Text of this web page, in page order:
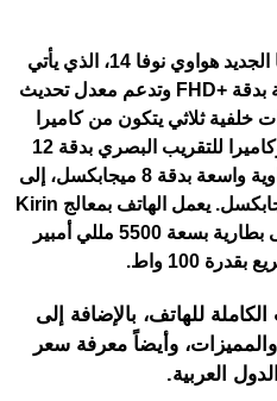
أعلنت شركة هواوي عن هاتفها الجديد هواوي نوفا 14، الذي يأتي
بشاشة OLED مقاس 6.7 بوصة بدقة +FHD وتدعم معدل تحديث
خلفية ثلاثي يتكون من كاميرا
رئيسية بدقة 50 ميجابكسل، وكاميرا للتقريب البصري بدقة 12
ميجابكسل، وكاميرا للتصوير بزاوية واسعة بدقة 8 ميجابكسل، إلى
جانب كاميرا أمامية بدقة 50 ميجابكسل. يعمل الهاتف بمعالج Kirin
8000 من هواوي، ويحتوي على بطارية بسعة 5500 مللي أمبير
100 واط.
للهاتف، بالإضافة إلى
وأيضاً معرفة سعر
العربية.